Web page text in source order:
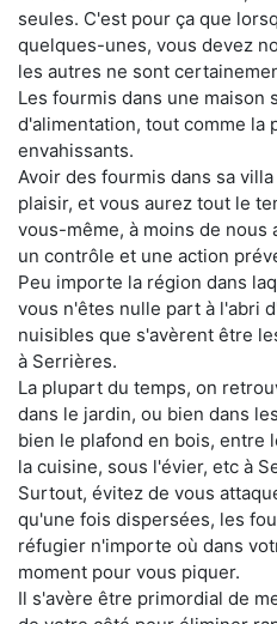
seules. C'est pour ça que
quelques-unes, vous devez
les autres ne sont
Les fourmis dans une maison
d'alimentation, tout comme la
envahissants.
Avoir des fourmis dans sa
plaisir, et vous aurez tout le
vous-même, à moins de
un contrôle et une action
Peu importe la région dans
vous n'êtes nulle part à l'abri
nuisibles que s'avèrent être
à Serrières.
La plupart du temps, on
dans le jardin, ou bien dans
bien le plafond en bois, entre
la cuisine, sous l'évier, etc à
Surtout, évitez de vous
qu'une fois dispersées, les
réfugier n'importe où dans
moment pour vous piquer.
Il s'avère être primordial de